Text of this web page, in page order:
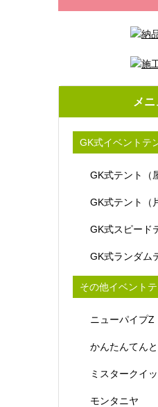
メ
GK式イベントテ
GK式テント（
GK式テント（
GK式スピード
GK式ランダム
その他イベントテ
ニューパイプZ
かんたんてん
ミスタークイ
モンタニヤ